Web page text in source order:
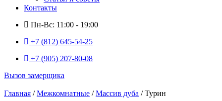
Контакты
Пн-Вс: 11:00 - 19:00
+7 (812) 645-54-25
+7 (905) 207-80-08
Вызов замерщика
Главная /Межкомнатные /Массив дуба / Турин